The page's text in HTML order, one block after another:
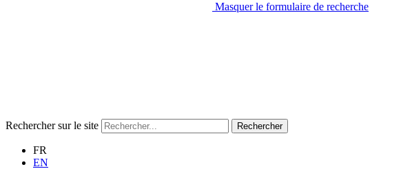
Masquer le formulaire de recherche
Rechercher sur le site Rechercher
FR
EN